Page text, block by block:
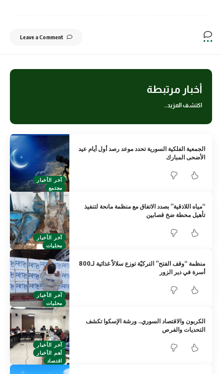
Leave a Comment
أخبار مرتبطة
اكتشف المزيد..
آخر الأخبار
مجتمع
الجمعية الفلكية السورية تحدد موعد رصد أول أيام عيد
الأضحى المبارك
آخر الأخبار
محليات
“مياه اللاذقية” بصدد الاتفاق مع منظمة مانحة لتنفيذ
تأهيل محطة ضخ قصابين
آخر الأخبار
محليات
منظمة “وقف الفتح” التركيّة توزع سلالاً غذائية لـ800
أسرة في دير الزور
آخر الأخبار
أهم الأخبار
اقتصاد
الكربون والاقتصاد السوري.. ورشة الإسكوا تكشف
التحديات والفرص